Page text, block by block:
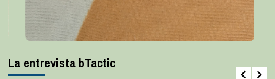
La entrevista bTactic